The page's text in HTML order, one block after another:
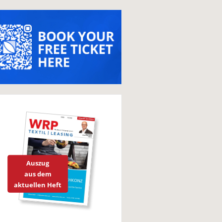
Auszug
aus dem
aktuellen Heft